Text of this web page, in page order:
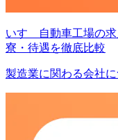
いすゞ自動車工場の
寮・待遇を徹底比較
製造業に関わる会社